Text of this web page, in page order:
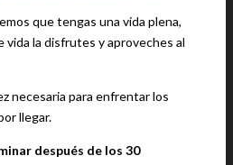
que tengas una vida plena,
la disfrutes y aproveches al
necesaria para enfrentar los
llegar.
después de los 30